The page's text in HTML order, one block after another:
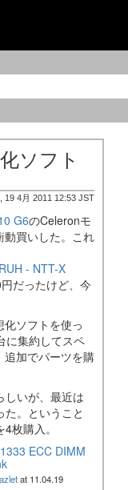
ソフト
19 4月 2011 12:53 JST
G6のCeleronモ
動買いした。これ
- NTT-X
だったけど、今
ソフトを使っ
に集約してスペ
追加でパーツを購
しいが、最近は
。ということ
枚購入。
ECC DIMM
at 11.04.19